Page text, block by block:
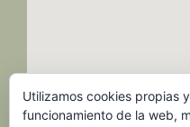
Utilizamos cookies propias
funcionamiento de la web,